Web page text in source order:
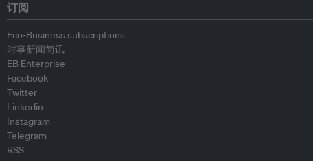
订阅
Eco-Business subscriptions
时事新闻简讯
EB Enterprise
Facebook
Twitter
Linkedin
Instagram
Telegram
RSS